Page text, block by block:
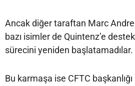
Ancak diğer taraftan Marc
bazı isimler de Quintenz’e
sürecini yeniden başlatamadılar.
Bu karmaşa ise CFTC